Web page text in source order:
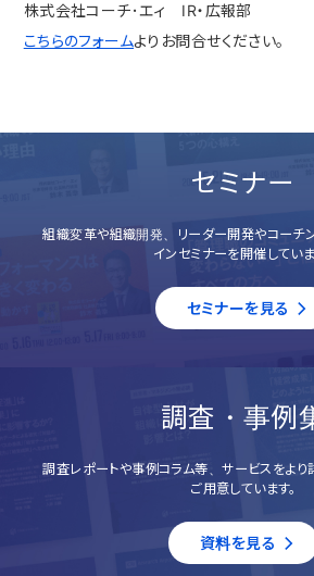
株式会社コーチ･エィ IR・広報部
こちらのフォームよりお問合せください。
セミナー
組織変革や組織開発、リーダー開発やコーチ
インセミナーを開催していま
セミナーを見る
調査・事例
調査レポートや事例コラム等、サービスをより
ご用意しています。
資料を見る